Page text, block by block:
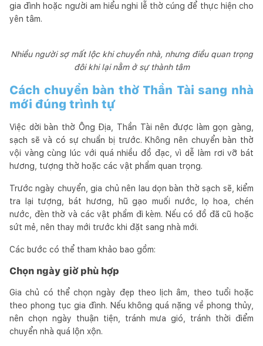
gia đình hoặc người am hiểu nghi lễ thờ cúng để thực hiện cho
yên tâm.
Nhiều người sợ mất lộc khi chuyển nhà, nhưng điều quan trọng
đôi khi lại nằm ở sự thành tâm
Cách chuyển bàn thờ Thần Tài sang nhà
mới đúng trình tự
Việc dời bàn thờ Ông Địa, Thần Tài nên được làm gọn gàng,
sạch sẽ và có sự chuẩn bị trước. Không nên chuyển bàn thờ
vội vàng cùng lúc với quá nhiều đồ đạc, vì dễ làm rơi vỡ bát
hương, tượng thờ hoặc các vật phẩm quan trọng.
Trước ngày chuyển, gia chủ nên lau dọn bàn thờ sạch sẽ, kiểm
tra lại tượng, bát hương, hũ gạo muối nước, lọ hoa, chén
nước, đèn thờ và các vật phẩm đi kèm. Nếu có đồ đã cũ hoặc
sứt mẻ, nên thay mới trước khi đặt sang nhà mới.
Các bước có thể tham khảo bao gồm:
Chọn ngày giờ phù hợp
Gia chủ có thể chọn ngày đẹp theo lịch âm, theo tuổi hoặc
theo phong tục gia đình. Nếu không quá nặng về phong thủy,
nên chọn ngày thuận tiện, tránh mưa gió, tránh thời điểm
chuyển nhà quá lộn xộn.